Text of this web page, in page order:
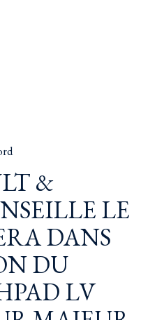
&
LE
DANS
DU
LV